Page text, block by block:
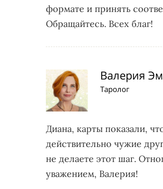
формате и принять
Обращайтесь. Всех благ!
Валерия
Таролог
Диана, карты показали,
действительно чужие
не делаете этот шаг.
уважением, Валерия!